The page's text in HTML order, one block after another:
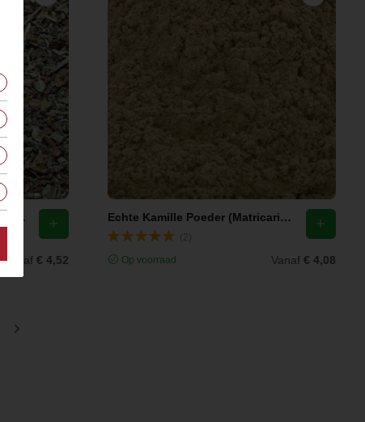
Tulsi Thee / Heilige Basilicum Kruid Gesneden (Ocimum tenuiflorum)
Vanaf € 4,52
Echte Kamille Poeder (Matricaria recutita)
Op voorraad Vanaf € 4,08